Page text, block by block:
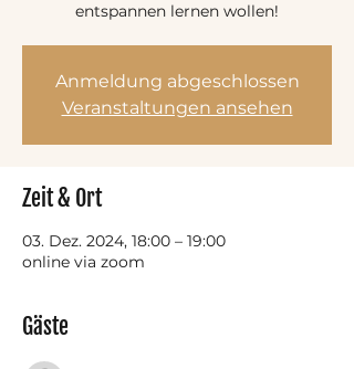
entspannen lernen wollen!
Anmeldung abgeschlossen
Veranstaltungen ansehen
Zeit & Ort
03. Dez. 2024, 18:00 – 19:00
online via zoom
Gäste